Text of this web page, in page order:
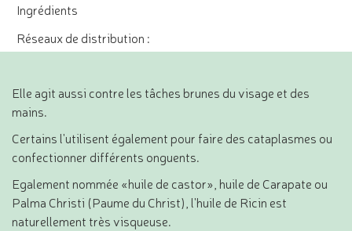
Ingrédients
Réseaux de distribution :
Elle agit aussi contre les tâches brunes du visage et des
mains.
Certains l'utilisent également pour faire des cataplasmes ou
confectionner différents onguents.
Egalement nommée «huile de castor», huile de Carapate ou
Palma Christi (Paume du Christ), l'huile de Ricin est
naturellement très visqueuse.